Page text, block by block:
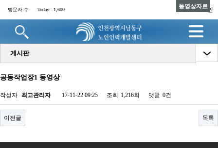
로그인
방문자 수 Today: 1,600
게시판
동영상자료
공동작업장1 동영상
작성자 최고관리자 17-11-22 09:25 조회 1,216회 댓글 0건
이전글 목록